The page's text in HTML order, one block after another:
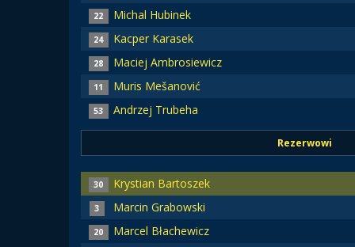
22 Michal Hubinek
24 Kacper Karasek
28 Maciej Ambrosiewicz
11 Muris Mešanović
53 Andrzej Trubeha
Rezerwowi
30 Krystian Bartoszek
3 Marcin Grabowski
20 Marcel Błachewicz